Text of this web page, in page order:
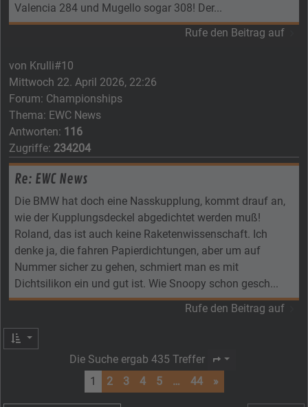
Valencia 284 und Mugello sogar 308! Der...
Rufe den Beitrag auf
von Krulli#10
Mittwoch 22. April 2026, 22:26
Forum: Championships
Thema: EWC News
Antworten: 116
Zugriffe: 234204
Re: EWC News
Die BMW hat doch eine Nasskupplung, kommt drauf an,
wie der Kupplungsdeckel abgedichtet werden muß!
Roland, das ist auch keine Raketenwissenschaft. Ich
denke ja, die fahren Papierdichtungen, aber um auf
Nummer sicher zu gehen, schmiert man es mit
Dichtsilikon ein und gut ist. Wie Snoopy schon gesch...
Rufe den Beitrag auf
Die Suche ergab 435 Treffer Seite
1 2 3 4 5 … 44 »